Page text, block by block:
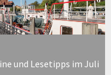
und Lesetipps im Juli